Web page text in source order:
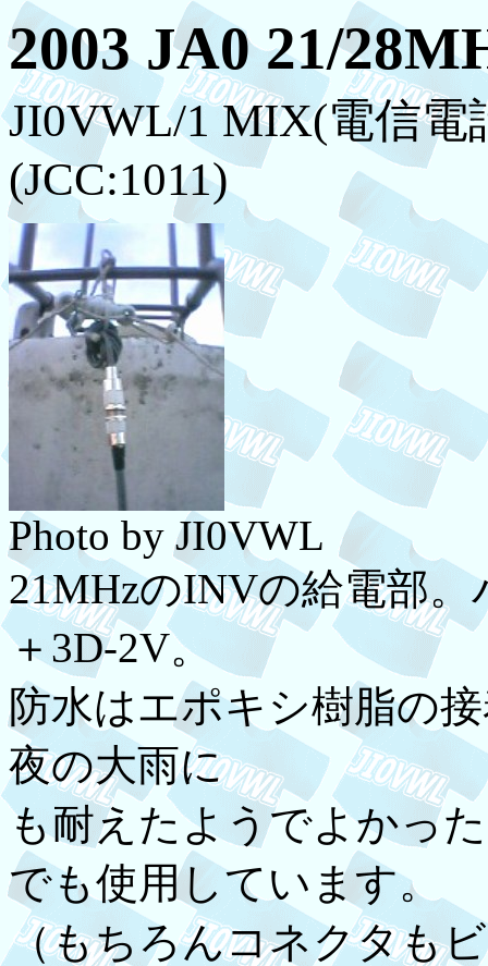
2003 JA0 21/
JI0VWL/1 MIX(電信
(JCC:1011)
Photo by JI0VWL
21MHzのINVの給電部
＋3D-2V。
防水はエポキシ樹脂の
夜の大雨に
も耐えたようでよかっ
でも使用しています。
（もちろんコネクタも